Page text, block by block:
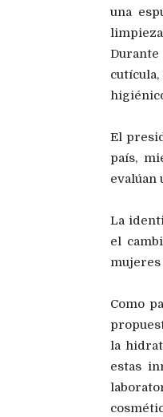
una
El
país,
evalúan
La
el
mujeres
Como
la
estas